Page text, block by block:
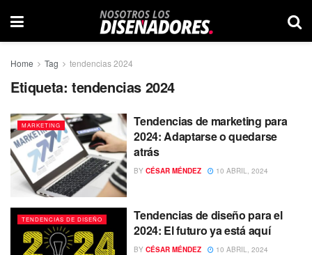
Home Tag tendencias 2024
Etiqueta: tendencias 2024
MARKETING
Tendencias de marketing para
2024: Adaptarse o quedarse
atrás
BY CÉSAR MÉNDEZ 10 ABRIL, 2024
TENDENCIAS DE DISEÑO
Tendencias de diseño para el
2024: El futuro ya está aquí
BY CÉSAR MÉNDEZ 10 ABRIL, 2024